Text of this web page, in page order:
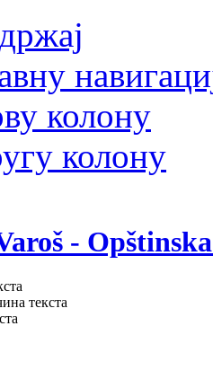
колону
колону
-